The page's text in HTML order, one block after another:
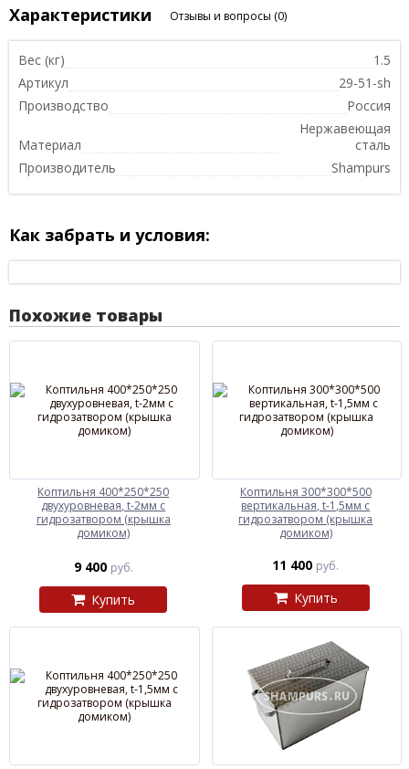
Характеристики Отзывы и вопросы (0)
Вес (кг)
1.5
Артикул
29-51-sh
Производство
Россия
Материал
Нержавеющая
сталь
Производитель
Shampurs
Как забрать и условия:
Похожие товары
Коптильня 400*250*250
двухуровневая, t-2мм с
гидрозатвором (крышка
домиком)
9 400 руб.
Купить
Коптильня 300*300*500
вертикальная, t-1,5мм с
гидрозатвором (крышка
домиком)
11 400 руб.
Купить